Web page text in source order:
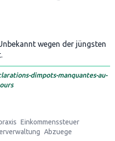
wegen der jüngsten
dimpots-manquantes-au-
Einkommenssteuer
Abzuege